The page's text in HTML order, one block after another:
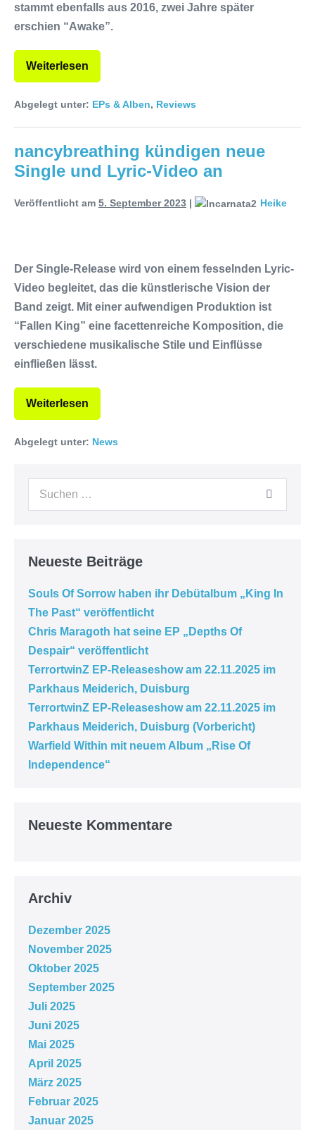
stammt ebenfalls aus 2016, zwei Jahre später
erschien “Awake”.
Weiterlesen
Abgelegt unter: EPs & Alben, Reviews
nancybreathing kündigen neue
Single und Lyric-Video an
Veröffentlicht am 5. September 2023 | Heike
Der Single-Release wird von einem fesselnden Lyric-
Video begleitet, das die künstlerische Vision der
Band zeigt. Mit einer aufwendigen Produktion ist
“Fallen King” eine facettenreiche Komposition, die
verschiedene musikalische Stile und Einflüsse
einfließen lässt.
Weiterlesen
Abgelegt unter: News
Neueste Beiträge
Souls Of Sorrow haben ihr Debütalbum „King In
The Past“ veröffentlicht
Chris Maragoth hat seine EP „Depths Of
Despair“ veröffentlicht
TerrortwinZ EP-Releaseshow am 22.11.2025 im
Parkhaus Meiderich, Duisburg
TerrortwinZ EP-Releaseshow am 22.11.2025 im
Parkhaus Meiderich, Duisburg (Vorbericht)
Warfield Within mit neuem Album „Rise Of
Independence“
Neueste Kommentare
Archiv
Dezember 2025
November 2025
Oktober 2025
September 2025
Juli 2025
Juni 2025
Mai 2025
April 2025
März 2025
Februar 2025
Januar 2025